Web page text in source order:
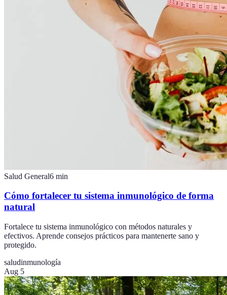
Salud General6 min
Cómo fortalecer tu sistema inmunológico de forma
natural
Fortalece tu sistema inmunológico con métodos naturales y
efectivos. Aprende consejos prácticos para mantenerte sano y
protegido.
saludinmunología
Aug 5